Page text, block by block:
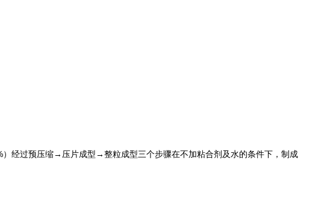
经过预压缩→压片成型→整粒成型三个步骤在不加粘合剂及水的条件下，制成